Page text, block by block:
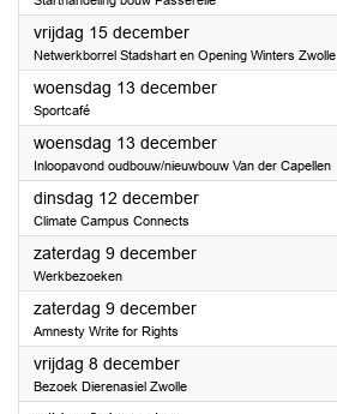
vrijdag 15 december2023
Netwerkborrel Stadshart en Opening Winters Zwolle
woensdag 13 december2023
Sportcafé
woensdag 13 december2023
Inloopavond oudbouw/nieuwbouw Van der Capellen
dinsdag 12 december2023
Climate Campus Connects
zaterdag 9 december2023
Werkbezoeken
zaterdag 9 december2023
Amnesty Write for Rights
vrijdag 8 december2023
Bezoek Dierenasiel Zwolle